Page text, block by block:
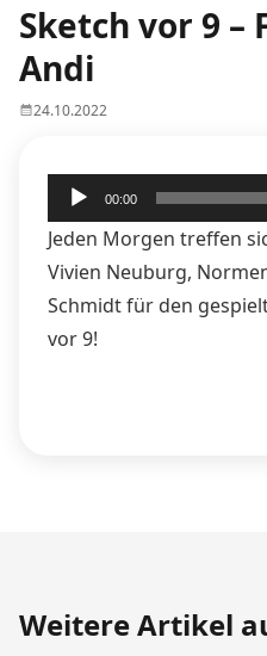
Sketch vor 9
Andi
24.10.2022
Audio-
Player
00:00
Jeden Morgen treffen
Vivien Neuburg,
Schmidt für den
vor 9!
Weitere Artikel